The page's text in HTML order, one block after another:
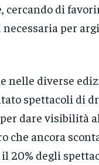
di
per
nelle diverse
spettacoli di
dare visibilità
che ancora
20% degli